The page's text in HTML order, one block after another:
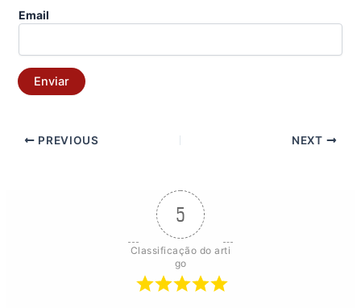
Email
Enviar
PREVIOUS NEXT
5
Classificação do arti
go